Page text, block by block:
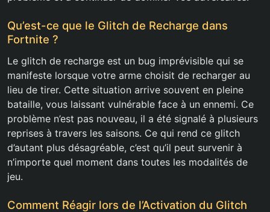
Qu’est-ce que le Glitch de Recharge dans
Fortnite ?
Le glitch de recharge est un bug imprévisible qui se
manifeste lorsque votre arme choisit de recharger au
lieu de tirer. Cette situation arrive souvent en pleine
bataille, vous laissant vulnérable face à un ennemi. Ce
problème n’est pas nouveau, il a été signalé à plusieurs
reprises à travers les saisons. Ce qui rend ce glitch
d’autant plus désagréable, c’est qu’il peut survenir à
n’importe quel moment dans toutes les modalités de
jeu.
Comment Réagir lors de l’Activation du Glitch